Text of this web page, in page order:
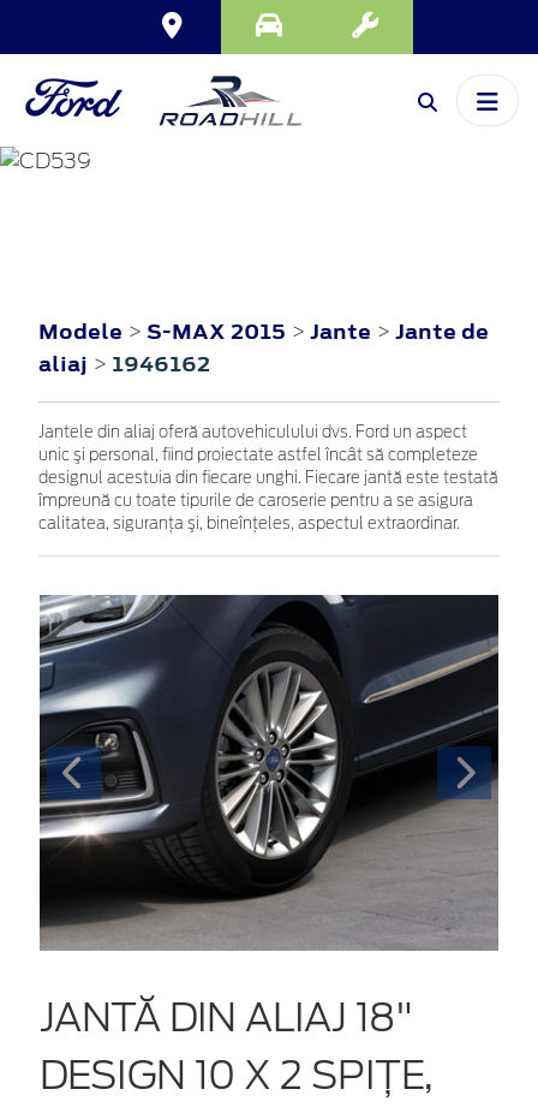
S-MAX
Modele > S-MAX 2015 > Jante > Jante de
aliaj > 1946162
Jantele din aliaj oferă autovehiculului dvs. Ford un aspect
unic şi personal, fiind proiectate astfel încât să completeze
designul acestuia din fiecare unghi. Fiecare jantă este testată
împreună cu toate tipurile de caroserie pentru a se asigura
calitatea, siguranţa şi, bineînţeles, aspectul extraordinar.
JANTĂ DIN ALIAJ 18"
DESIGN 10 X 2 SPIȚE,